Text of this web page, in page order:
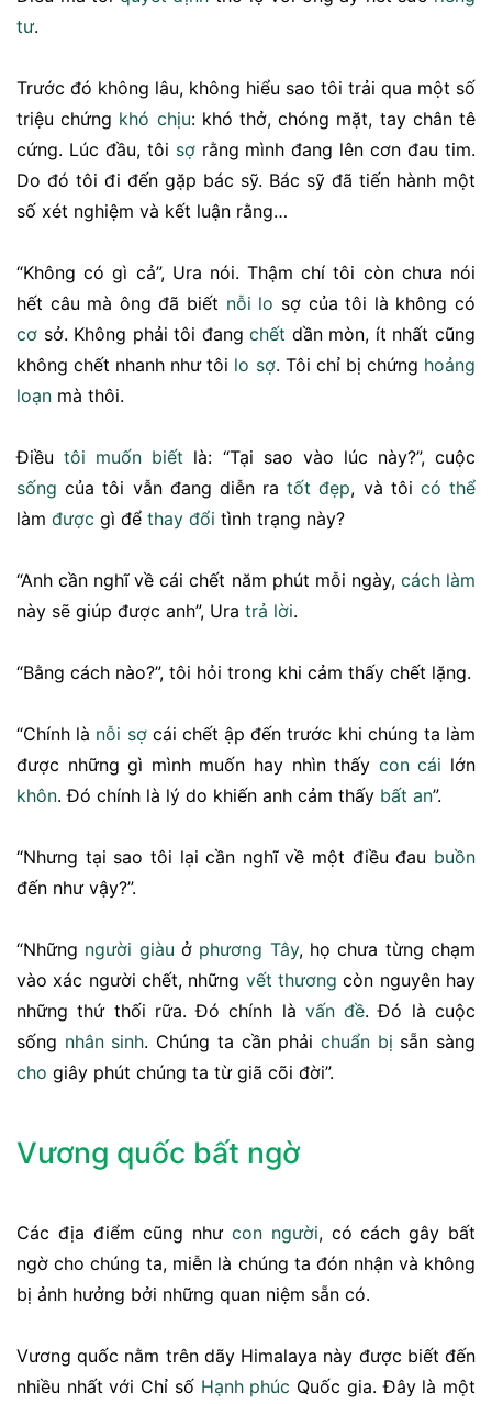
tư.
Trước đó không lâu, không hiểu sao tôi trải qua một số
triệu chứng khó chịu: khó thở, chóng mặt, tay chân tê
cứng. Lúc đầu, tôi sợrằng mình đang lên cơn đau tim.
Do đó tôi đi đến gặp bác sỹ. Bác sỹ đã tiến hành một
số xét nghiệm và kết luận rằng…
“Không có gì cả”, Ura nói. Thậm chí tôi còn chưa nói
hết câu mà ông đã biết nỗi lo sợ của tôi là không có
cơ sở. Không phải tôi đangchết dần mòn, ít nhất cũng
không chết nhanh như tôi lo sợ. Tôi chỉ bị chứng hoảng
loạn mà thôi.
Điềutôi muốn biết là: “Tại sao vào lúc này?”, cuộc
sống của tôi vẫn đang diễn ratốt đẹp, và tôi có thể
làm được gì để thay đổi tình trạng này?
“Anh cần nghĩ về cái chết năm phút mỗi ngày, cách làm
này sẽ giúp được anh”, Ura trả lời.
“Bằng cách nào?”, tôi hỏi trong khi cảm thấy chết lặng.
“Chính là nỗi sợcái chết ập đến trước khi chúng ta làm
được những gì mình muốn hay nhìn thấy con cái lớn
khôn. Đó chính là lý do khiến anh cảm thấy bất an”.
“Nhưng tại sao tôi lại cần nghĩ về một điều đau buồn
đến như vậy?”.
“Những người giàu ở phương Tây, họ chưa từng chạm
vào xác người chết, những vết thương còn nguyên hay
những thứ thối rữa. Đó chính là vấn đề. Đó là cuộc
sống nhân sinh. Chúng ta cần phải chuẩn bị sẵn sàng
cho giây phút chúng ta từ giã cõi đời”.
Vương quốc bất ngờ
Các địa điểm cũng như con người, có cách gây bất
ngờ cho chúng ta, miễn là chúng ta đón nhận và không
bị ảnh hưởng bởi những quan niệm sẵn có.
Vương quốc nằm trên dãy Himalaya này được biết đến
nhiều nhất với Chỉ số Hạnh phúc Quốc gia. Đây là một